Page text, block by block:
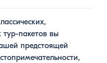
пакетов вы
предстоящей